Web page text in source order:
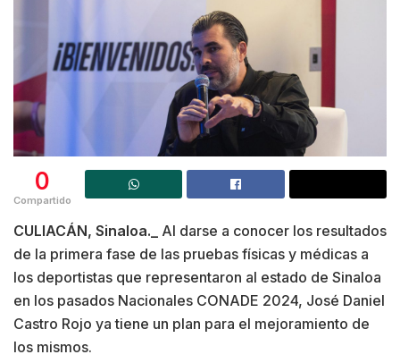
0
Compartido
CULIACÁN, Sinaloa._
Al darse a conocer los resultados
de la primera fase de las pruebas físicas y médicas a
los deportistas que representaron al estado de Sinaloa
en los pasados Nacionales CONADE 2024, José Daniel
Castro Rojo ya tiene un plan para el mejoramiento de
los mismos.